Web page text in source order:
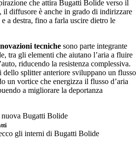
che attira Bugatti Bolide verso il
il diffusore è anche in grado di indirizzare
e a destra, fino a farla uscire dietro le
tecniche sono parte integrante
tra gli elementi che aiutano l’aria a fluire
riducendo la resistenza complessiva.
dello splitter anteriore sviluppano un flusso
un vortice che energizza il flusso d’aria
a migliorare la deportanza
gli interni di Bugatti Bolide